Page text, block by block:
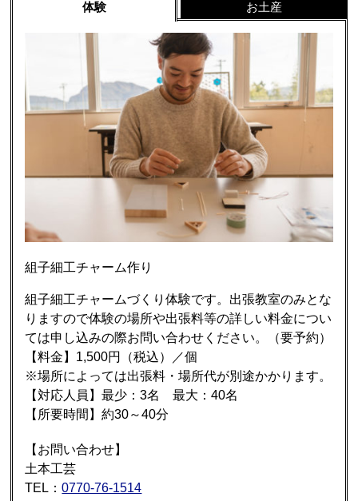
体験 お土産
組子細工チャーム作り
組子細工チャームづくり体験です。出張教室のみとな
りますので体験の場所や出張料等の詳しい料金につい
ては申し込みの際お問い合わせください。（要予約）
【料金】1,500円（税込）／個
※場所によっては出張料・場所代が別途かかります。
【対応人員】最少：3名 最大：40名
【所要時間】約30～40分
【お問い合わせ】
土本工芸
TEL：0770-76-1514